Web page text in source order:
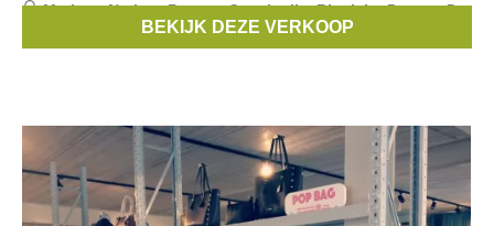
Merken:Nathan-Baume,Coccinelle,Riani,La Pomme De
, ...BEKIJK DEZE VERKOOP